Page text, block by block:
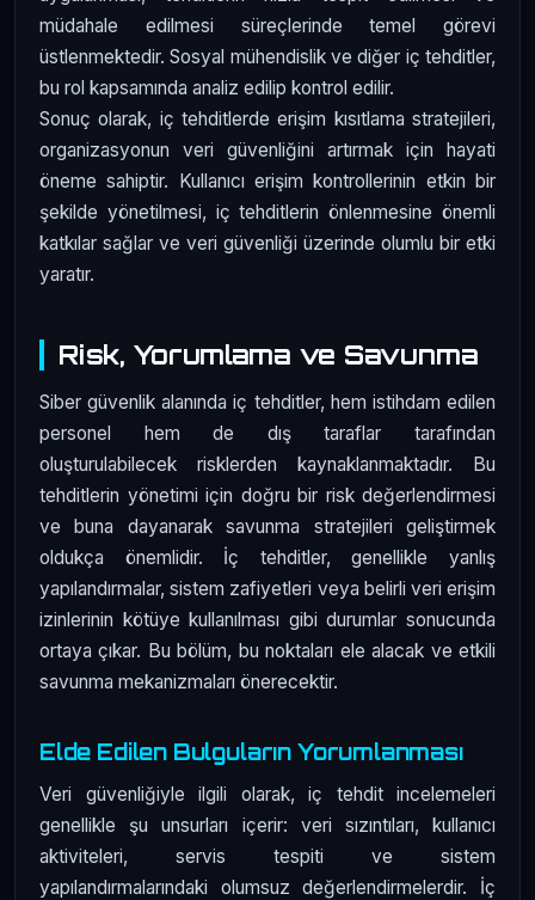
müdahale edilmesi süreçlerinde temel görevi
üstlenmektedir. Sosyal mühendislik ve diğer iç tehditler,
bu rol kapsamında analiz edilip kontrol edilir.
Sonuç olarak, iç tehditlerde erişim kısıtlama stratejileri,
organizasyonun veri güvenliğini artırmak için hayati
öneme sahiptir. Kullanıcı erişim kontrollerinin etkin bir
şekilde yönetilmesi, iç tehditlerin önlenmesine önemli
katkılar sağlar ve veri güvenliği üzerinde olumlu bir etki
yaratır.
Risk, Yorumlama ve Savunma
Siber güvenlik alanında iç tehditler, hem istihdam edilen
personel hem de dış taraflar tarafından
oluşturulabilecek risklerden kaynaklanmaktadır. Bu
tehditlerin yönetimi için doğru bir risk değerlendirmesi
ve buna dayanarak savunma stratejileri geliştirmek
oldukça önemlidir. İç tehditler, genellikle yanlış
yapılandırmalar, sistem zafiyetleri veya belirli veri erişim
izinlerinin kötüye kullanılması gibi durumlar sonucunda
ortaya çıkar. Bu bölüm, bu noktaları ele alacak ve etkili
savunma mekanizmaları önerecektir.
Elde Edilen Bulguların Yorumlanması
Veri güvenliğiyle ilgili olarak, iç tehdit incelemeleri
genellikle şu unsurları içerir: veri sızıntıları, kullanıcı
aktiviteleri, servis tespiti ve sistem
yapılandırmalarındaki olumsuz değerlendirmelerdir. İç